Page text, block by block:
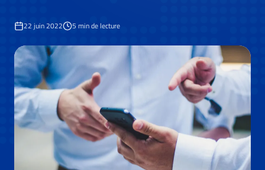
22 juin 2022 5 min de lecture